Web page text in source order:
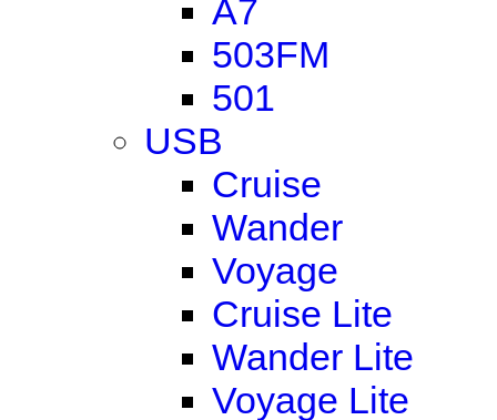
A7
503FM
501
USB
Cruise
Wander
Voyage
Cruise Lite
Wander Lite
Voyage Lite